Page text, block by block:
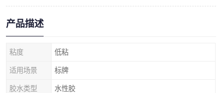
产品描述
粘度 低粘
适用场景 标牌
胶水类型 水性胶